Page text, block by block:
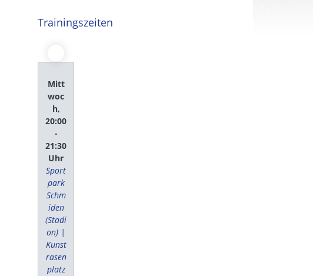
Trainingszeiten
Mitt
woc
h,
20:00
-
21:30
Uhr
Sport
park
Schm
iden
(Stadi
on) |
Kunst
rasen
platz